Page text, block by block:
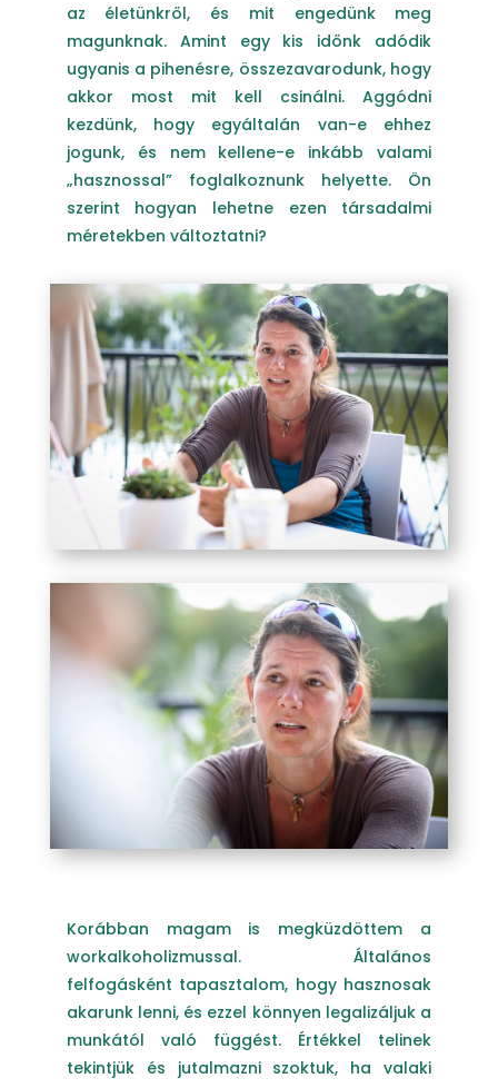
az életünkről, és mit engedünk meg
magunknak. Amint egy kis időnk adódik
ugyanis a pihenésre, összezavarodunk, hogy
akkor most mit kell csinálni. Aggódni
kezdünk, hogy egyáltalán van-e ehhez
jogunk, és nem kellene-e inkább valami
„hasznossal” foglalkoznunk helyette. Ön
szerint hogyan lehetne ezen társadalmi
méretekben változtatni?
Korábban magam is megküzdöttem a
workalkoholizmussal. Általános
felfogásként tapasztalom, hogy hasznosak
akarunk lenni, és ezzel könnyen legalizáljuk a
munkától való függést. Értékkel telinek
tekintjük és jutalmazni szoktuk, ha valaki